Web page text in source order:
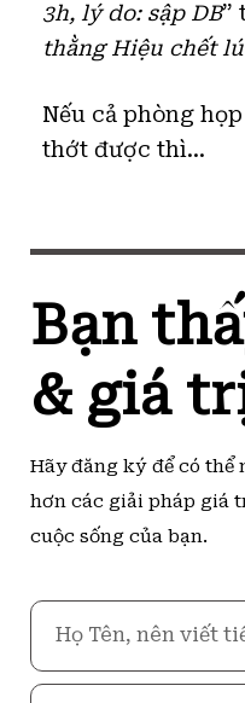
3h, lý do: sập DB”
thằng Hiệu chết
Nếu cả phòng
thớt được thì…
Bạn
& giá
Hãy đăng ký để có thể
hơn các giải pháp giá
cuộc sống của bạn.
Họ
Tên
Email